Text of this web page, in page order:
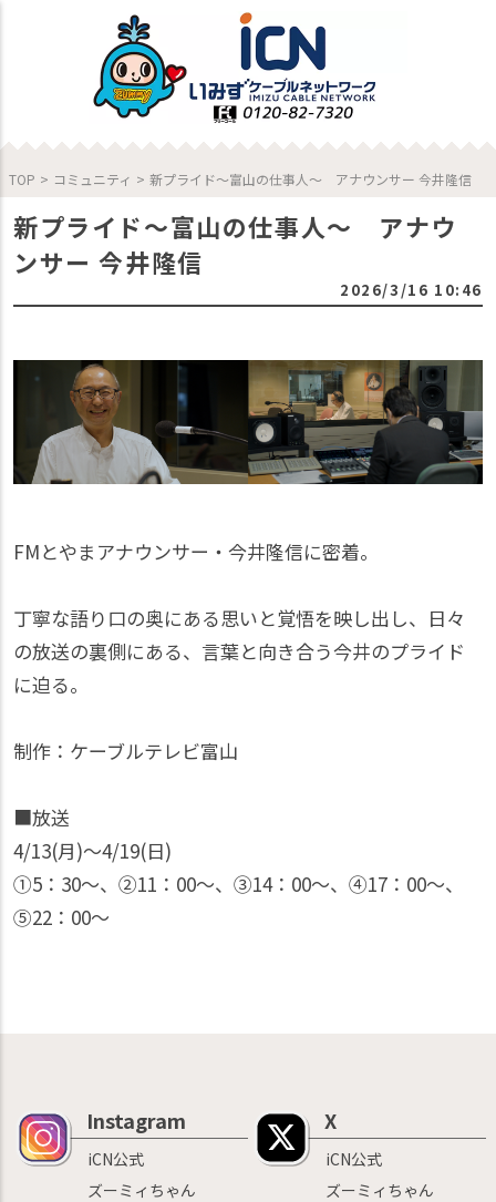
TOP > コミュニティ > 新プライド～富山の仕事人～ アナウンサー 今井隆信
新プライド～富山の仕事人～ アナウ
ンサー 今井隆信
2026/3/16 10:46
FMとやまアナウンサー・今井隆信に密着。
丁寧な語り口の奥にある思いと覚悟を映し出し、日々
の放送の裏側にある、言葉と向き合う今井のプライド
に迫る。
制作：ケーブルテレビ富山
■放送
4/13(月)〜4/19(日)
①5：30〜、②11：00〜、③14：00〜、④17：00〜、
⑤22：00〜
Instagram
iCN公式
ズーミィちゃん
X
iCN公式
ズーミィちゃん